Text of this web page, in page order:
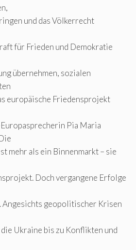
und das Völkerrecht
für Frieden und Demokratie
übernehmen, sozialen
europäische Friedensprojekt
Pia Maria
mehr als ein Binnenmarkt – sie
Doch vergangene Erfolge
Angesichts geopolitischer Krisen
Ukraine bis zu Konflikten und